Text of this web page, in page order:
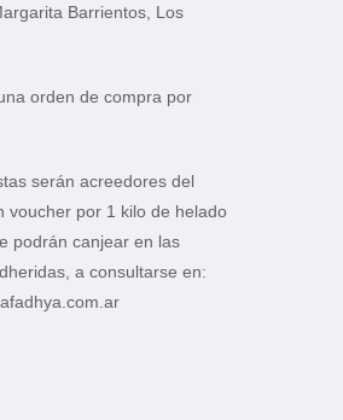
Barrientos, Los
orden de compra por
serán acreedores del
voucher por 1 kilo de helado
podrán canjear en las
a consultarse en: